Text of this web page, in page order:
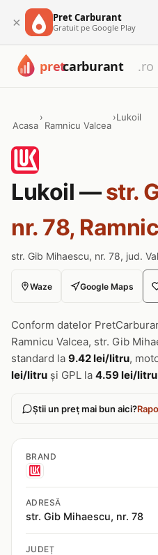
× Pret Carburant
Gratuit pe Google Play
Acasa
›
Ramnicu Valcea
›Lukoil
Lukoil —str.
nr. 78,
str. Gib Mihaescu, nr. 78, jud.
Waze Google Maps
Conform datelor
Ramnicu Valcea, str. Gib
standard la 9.42 lei/litru,
lei/litru și GPL la 4.59 lei/litru
Știi un preț mai bun aici?
BRAND
ADRESĂ
str. Gib Mihaescu, nr. 78
JUDEȚ